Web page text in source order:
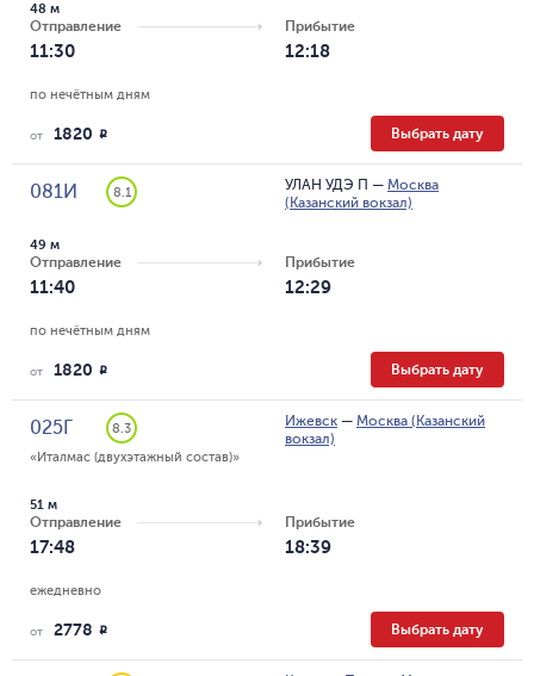
Отправление
11:30
48 м
Прибытие
12:18
по нечётным дням
от 1820 R Выбрать дату
081И 8.1 УЛАН УДЭ П — Москва
(Казанский вокзал)
Отправление
11:40
49 м
Прибытие
12:29
по нечётным дням
от 1820 R Выбрать дату
025Г
8.3
«Италмас (двухэтажный состав)»
Ижевск — Москва (Казанский
вокзал)
Отправление
17:48
51 м
Прибытие
18:39
ежедневно
от 2778 R Выбрать дату